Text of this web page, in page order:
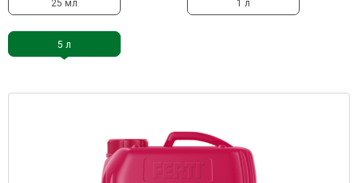
Культури
Медіа
Контакти
25 мл 1 л
5 л